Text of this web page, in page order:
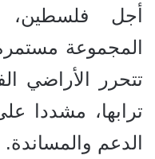
أجل
المجموعة
تتحرر الأراضي
ترابها، مشددا
الدعم والمساندة.